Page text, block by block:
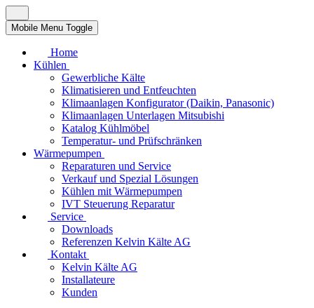
Mobile Menu Toggle
Home
Kühlen
Gewerbliche Kälte
Klimatisieren und Entfeuchten
Klimaanlagen Konfigurator (Daikin, Panasonic)
Klimaanlagen Unterlagen Mitsubishi
Katalog Kühlmöbel
Temperatur- und Prüfschränken
Wärmepumpen
Reparaturen und Service
Verkauf und Spezial Lösungen
Kühlen mit Wärmepumpen
IVT Steuerung Reparatur
Service
Downloads
Referenzen Kelvin Kälte AG
Kontakt
Kelvin Kälte AG
Installateure
Kunden